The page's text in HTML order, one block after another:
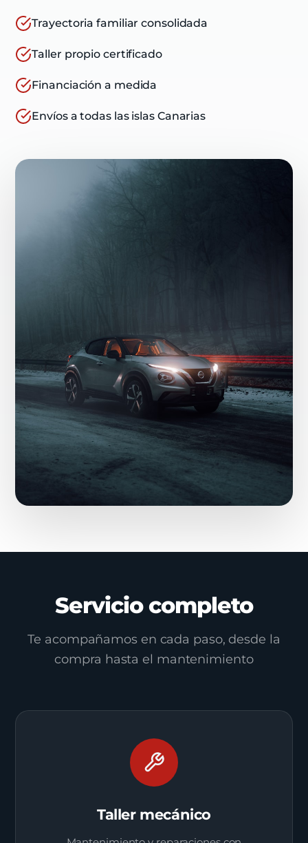
Trayectoria familiar consolidada
Taller propio certificado
Financiación a medida
Envíos a todas las islas Canarias
Servicio completo
Te acompañamos en cada paso, desde la
compra hasta el mantenimiento
Taller mecánico